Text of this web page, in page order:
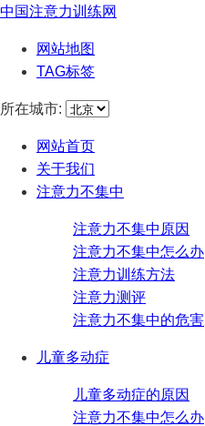
中国注意力训练网
网站地图
TAG标签
所在城市:
网站首页
关于我们
注意力不集中
注意力不集中原因
注意力不集中怎么办
注意力训练方法
注意力测评
注意力不集中的危害
儿童多动症
儿童多动症的原因
注意力不集中怎么办